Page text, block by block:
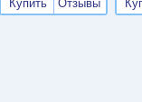
Купить Отзывы